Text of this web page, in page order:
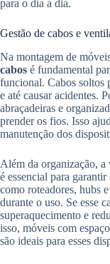
para o dia a dia.
Gestão de cabos e
Na montagem de
cabos é fundamental
funcional. Cabos soltos
e até causar acidentes.
abraçadeiras e
prender os fios. Isso
manutenção dos
Além da organização,
é essencial para
como roteadores, hubs
durante o uso. Se esse
superaquecimento e
isso, móveis com
são ideais para esses